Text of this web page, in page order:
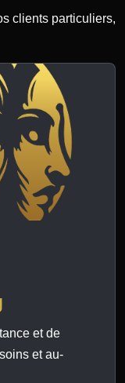
clients particuliers,
et de
et au-